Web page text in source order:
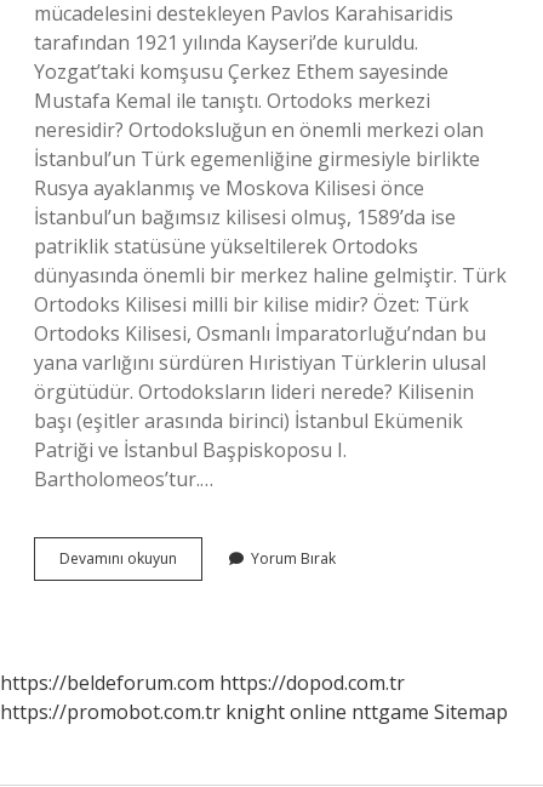
mücadelesini destekleyen Pavlos Karahisaridis
tarafından 1921 yılında Kayseri’de kuruldu.
Yozgat’taki komşusu Çerkez Ethem sayesinde
Mustafa Kemal ile tanıştı. Ortodoks merkezi
neresidir? Ortodoksluğun en önemli merkezi olan
İstanbul’un Türk egemenliğine girmesiyle birlikte
Rusya ayaklanmış ve Moskova Kilisesi önce
İstanbul’un bağımsız kilisesi olmuş, 1589’da ise
patriklik statüsüne yükseltilerek Ortodoks
dünyasında önemli bir merkez haline gelmiştir. Türk
Ortodoks Kilisesi milli bir kilise midir? Özet: Türk
Ortodoks Kilisesi, Osmanlı İmparatorluğu’ndan bu
yana varlığını sürdüren Hıristiyan Türklerin ulusal
örgütüdür. Ortodoksların lideri nerede? Kilisenin
başı (eşitler arasında birinci) İstanbul Ekümenik
Patriği ve İstanbul Başpiskoposu I.
Bartholomeos’tur.…
Devamını okuyun
Ortodoks
Yorum Bırak
https://beldeforum.com https://dopod.com.tr
https://promobot.com.tr knight online nttgame Sitemap